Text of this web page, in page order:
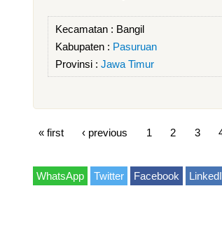
Kecamatan : Bangil
Kabupaten : Pasuruan
Provinsi : Jawa Timur
« first ‹ previous 1 2 3
WhatsApp Twitter Facebook